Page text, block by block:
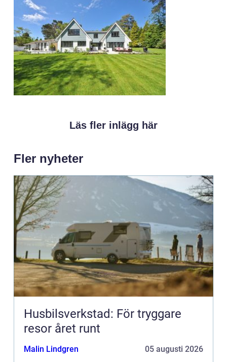
Läs fler inlägg här
Fler nyheter
Husbilsverkstad: För tryggare
resor året runt
Malin Lindgren 05 augusti 2026